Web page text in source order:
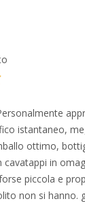
istantaneo,
ottimo,
cavatappi in
piccola e
non si hanno.